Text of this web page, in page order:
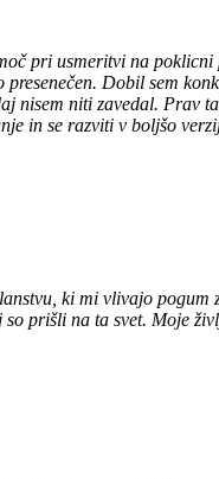
pri usmeritvi na
Dobil sem
nisem niti zavedal.
in se razviti v boljšo
ki mi vlivajo
prišli na ta svet. Moje